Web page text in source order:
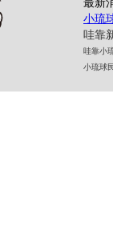
最新
小琉
哇靠
哇靠小
小琉球